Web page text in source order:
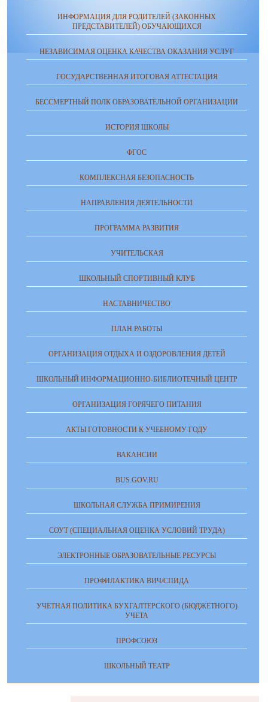
ИНФОРМАЦИЯ ДЛЯ РОДИТЕЛЕЙ (ЗАКОННЫХ
ПРЕДСТАВИТЕЛЕЙ) ОБУЧАЮЩИХСЯ
НЕЗАВИСИМАЯ ОЦЕНКА КАЧЕСТВА ОКАЗАНИЯ УСЛУГ
ГОСУДАРСТВЕННАЯ ИТОГОВАЯ АТТЕСТАЦИЯ
БЕССМЕРТНЫЙ ПОЛК ОБРАЗОВАТЕЛЬНОЙ ОРГАНИЗАЦИИ
ИСТОРИЯ ШКОЛЫ
ФГОС
КОМПЛЕКСНАЯ БЕЗОПАСНОСТЬ
НАПРАВЛЕНИЯ ДЕЯТЕЛЬНОСТИ
ПРОГРАММА РАЗВИТИЯ
УЧИТЕЛЬСКАЯ
ШКОЛЬНЫЙ СПОРТИВНЫЙ КЛУБ
НАСТАВНИЧЕСТВО
ПЛАН РАБОТЫ
ОРГАНИЗАЦИЯ ОТДЫХА И ОЗДОРОВЛЕНИЯ ДЕТЕЙ
ШКОЛЬНЫЙ ИНФОРМАЦИОННО-БИБЛИОТЕЧНЫЙ ЦЕНТР
ОРГАНИЗАЦИЯ ГОРЯЧЕГО ПИТАНИЯ
АКТЫ ГОТОВНОСТИ К УЧЕБНОМУ ГОДУ
ВАКАНСИИ
BUS.GOV.RU
ШКОЛЬНАЯ СЛУЖБА ПРИМИРЕНИЯ
СОУТ (СПЕЦИАЛЬНАЯ ОЦЕНКА УСЛОВИЙ ТРУДА)
ЭЛЕКТРОННЫЕ ОБРАЗОВАТЕЛЬНЫЕ РЕСУРСЫ
ПРОФИЛАКТИКА ВИЧ/СПИДА
УЧЕТНАЯ ПОЛИТИКА БУХГАЛТЕРСКОГО (БЮДЖЕТНОГО)
УЧЕТА
ПРОФСОЮЗ
ШКОЛЬНЫЙ ТЕАТР